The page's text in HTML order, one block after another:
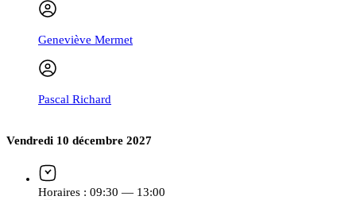
Geneviève Mermet
Pascal Richard
Vendredi 10 décembre 2027
Horaires : 09:30 — 13:00